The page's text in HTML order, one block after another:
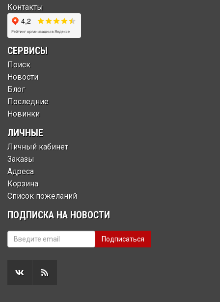
Контакты
СЕРВИСЫ
Поиск
Новости
Блог
Последние
Новинки
ЛИЧНЫЕ
Личный кабинет
Заказы
Адреса
Корзина
Список пожеланий
ПОДПИСКА НА НОВОСТИ